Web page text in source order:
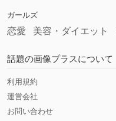
ガールズ
恋愛 美容・ダイエット
話題の画像プラスについて
利用規約
運営会社
お問い合わせ